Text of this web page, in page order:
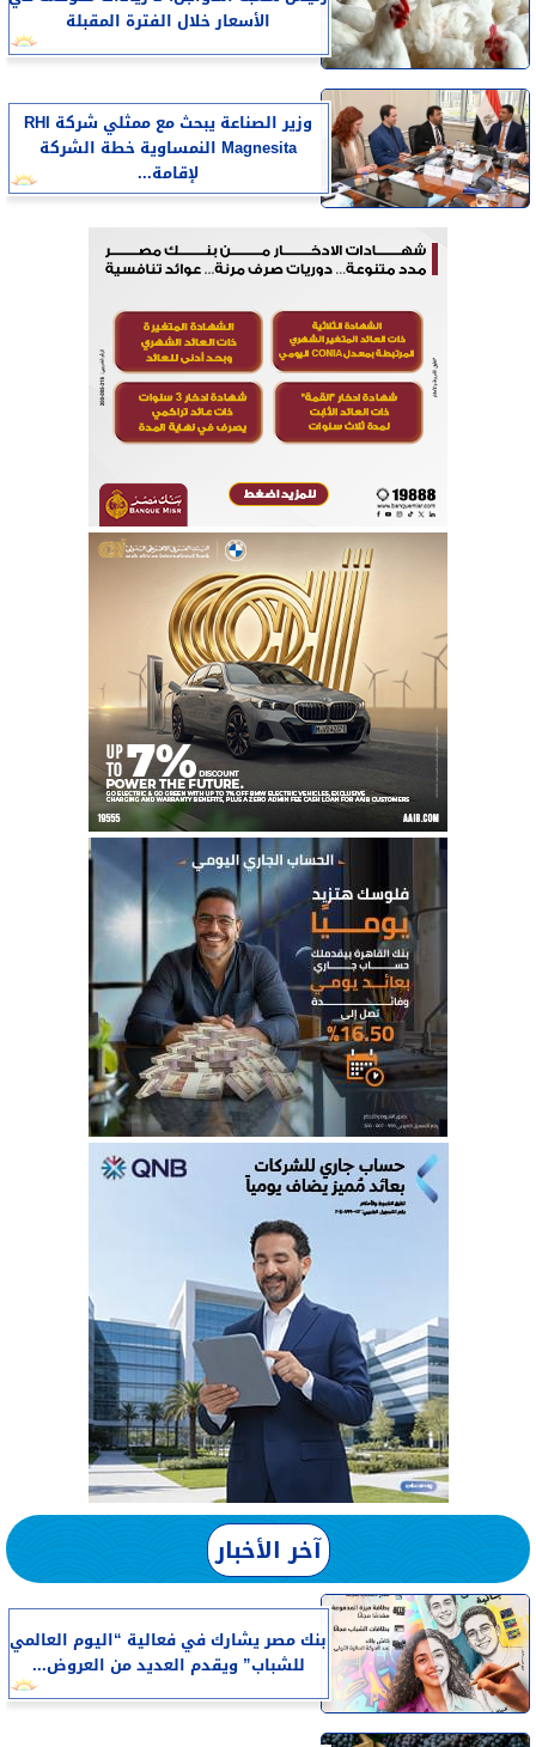
الأسعار خلال الفترة المقبلة
وزير الصناعة يبحث مع ممثلي شركة RHI
Magnesita النمساوية خطة الشركة
لإقامة...
آخر الأخبار
بنك مصر يشارك في فعالية “اليوم العالمي
للشباب” ويقدم العديد من العروض...